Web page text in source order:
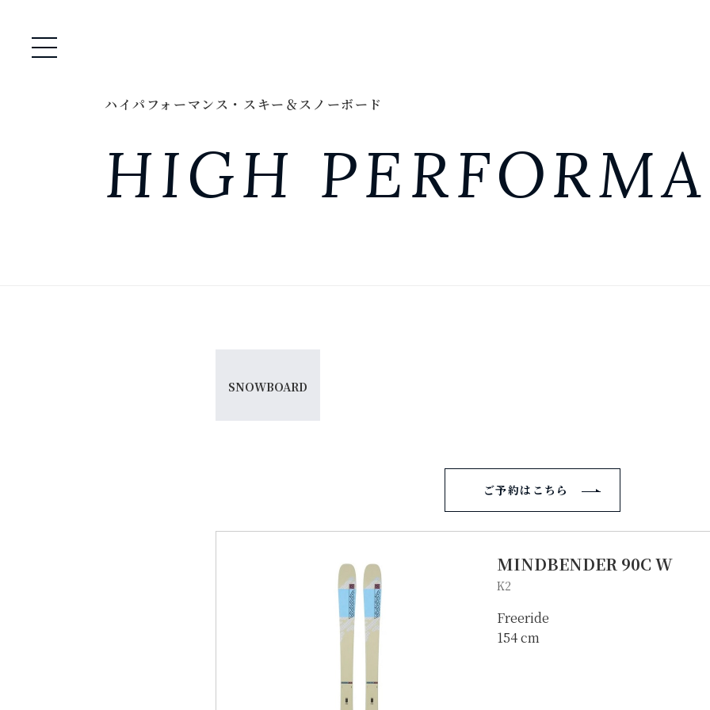
メニュー開閉
ハイパフォーマンス・スキー＆スノーボード
HIGH
SNOWBOARD
ご予約はこちら
MINDBENDER 90C W
K2
Freeride
154 cm